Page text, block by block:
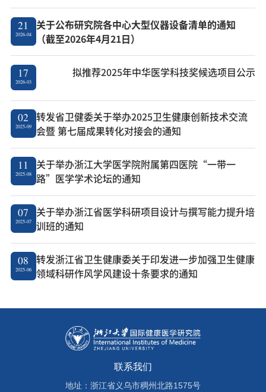
21
2026-04
关于公布研究院各中心大型仪器设备清单的通知
（截至2026年4月21日）
17
2026-03
拟推荐2025年中华医学科技奖候选项目公示
02
2025-09
转发省卫健委关于举办2025卫生健康创新技术交流
会暨 第七届成果转化对接会的通知
11
2025-08
关于举办浙江大学医学院附属第四医院“一带一
路”医学学术论坛的通知
07
2025-07
关于举办浙江省医学科研项目设计与撰写能力提升培
训班的通知
08
2025-06
转发浙江省卫生健康委关于印发进一步加强卫生健康
领域科研作风学风建设十条要求的通知
联系我们
地址：浙江省义乌市稠州北路1575号